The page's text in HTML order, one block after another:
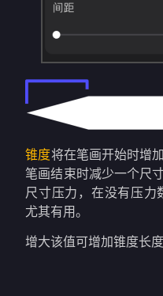
锥度将在笔画开始时增
笔画结束时减少一个尺
尺寸压力，在没有压力
尤其有用。
增大该值可增加锥度长度